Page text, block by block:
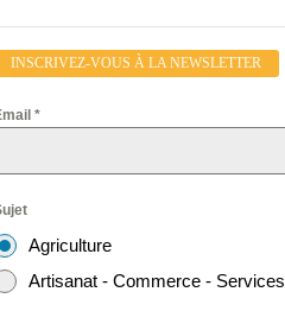
INSCRIVEZ-VOUS À LA NEWSLETTER
*
Agriculture
Artisanat - Commerce - Services